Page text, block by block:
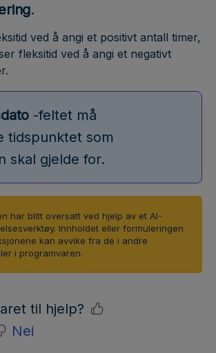
.
ved å angi et positivt antall timer,
fleksitid ved å angi et negativt
-feltet må
tidspunktet som
skal gjelde for.
har blitt oversatt ved hjelp av et AI-
Innholdet eller formuleringen
kan avvike fra de i andre
i programvaren.
til hjelp?
Nei